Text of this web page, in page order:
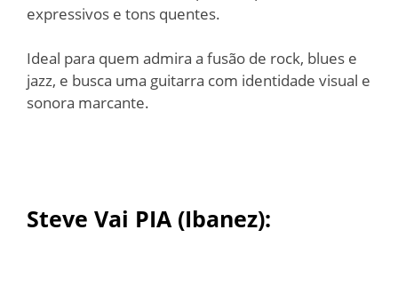
expressivos e tons quentes.
Ideal para quem admira a fusão de rock, blues e
jazz, e busca uma guitarra com identidade visual e
sonora marcante.
Steve Vai PIA (Ibanez):